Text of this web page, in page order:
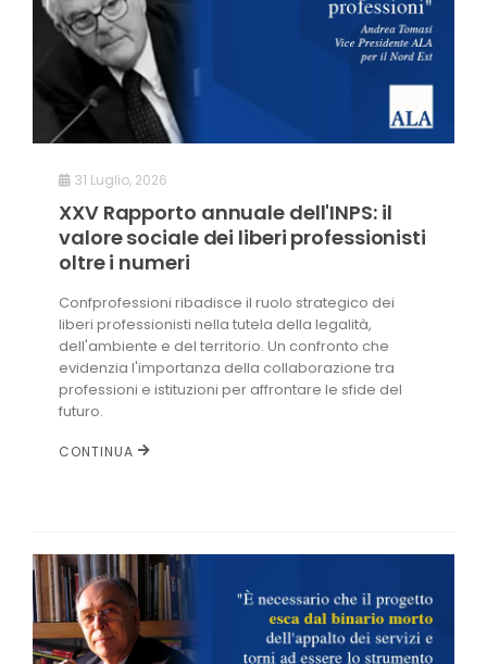
NEWSLETTER
31 Luglio, 2026
XXV Rapporto annuale dell'INPS: il
valore sociale dei liberi professionisti
oltre i numeri
Confprofessioni ribadisce il ruolo strategico dei
liberi professionisti nella tutela della legalità,
dell'ambiente e del territorio. Un confronto che
evidenzia l'importanza della collaborazione tra
professioni e istituzioni per affrontare le sfide del
futuro.
CONTINUA